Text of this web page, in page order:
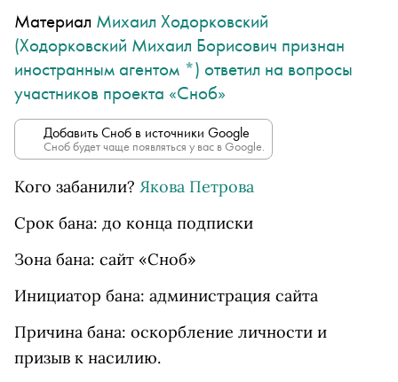
Материал Михаил Ходорковский
(Ходорковский Михаил Борисович признан
иностранным агентом *) ответил на вопросы
участников проекта «Сноб»
Добавить Сноб в источники Google
Сноб будет чаще появляться у вас в Google.
Кого забанили? Якова Петрова
Срок бана: до конца подписки
Зона бана: сайт «Сноб»
Инициатор бана: администрация сайта
Причина бана: оскорбление личности и
призыв к насилию.